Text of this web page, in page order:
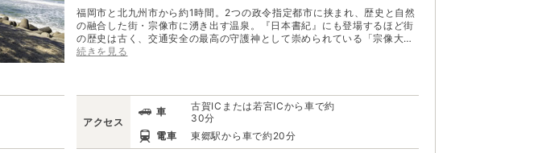
福岡市と北九州市から約1時間。2つの政令指定都市に挟まれ、歴史と自然
の融合した街・宗像市に湧き出す温泉。『日本書紀』にも登場するほど街
の歴史は古く、交通安全の最高の守護神として崇められている「宗像大
社」や弘法大師ゆかりの日本最古の寺「鎮国寺」、ゆかしい雰囲気の残る
200年もの黒松林が緩やかな弧を描く風景は、その風光明媚な雰囲気から
「全国白砂青松100選」にも選ばれた。 都市からのアクセスも良く、ふら
っと出かけられる気軽さも魅力。潮風に吹かれながらゆっくり羽を伸ばし
続きを見る
アクセス
車
古賀ICまたは若宮ICから車で約
30分
電車
東郷駅から車で約20分